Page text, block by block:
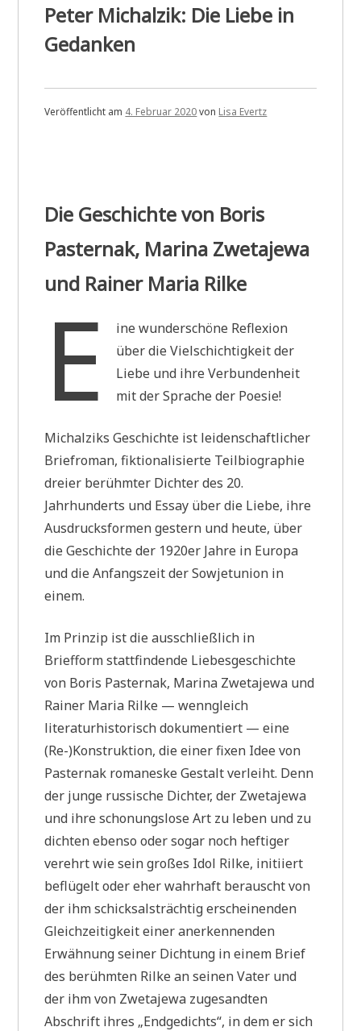
Peter Michalzik: Die Liebe in
Gedanken
Veröffentlicht am 4. Februar 2020von Lisa Evertz
Die Geschichte von Boris
Pasternak, Marina Zwetajewa
und Rainer Maria Rilke
E
ine wunderschöne Reflexion
über die Vielschichtigkeit der
Liebe und ihre Verbundenheit
mit der Sprache der Poesie!
Michalziks Geschichte ist leidenschaftlicher
Briefroman, fiktionalisierte Teilbiographie
dreier berühmter Dichter des 20.
Jahrhunderts und Essay über die Liebe, ihre
Ausdrucksformen gestern und heute, über
die Geschichte der 1920er Jahre in Europa
und die Anfangszeit der Sowjetunion in
einem.
Im Prinzip ist die ausschließlich in
Briefform stattfindende Liebesgeschichte
von Boris Pasternak, Marina Zwetajewa und
Rainer Maria Rilke — wenngleich
literaturhistorisch dokumentiert — eine
(Re-)Konstruktion, die einer fixen Idee von
Pasternak romaneske Gestalt verleiht. Denn
der junge russische Dichter, der Zwetajewa
und ihre schonungslose Art zu leben und zu
dichten ebenso oder sogar noch heftiger
verehrt wie sein großes Idol Rilke, initiiert
beflügelt oder eher wahrhaft berauscht von
der ihm schicksalsträchtig erscheinenden
Gleichzeitigkeit einer anerkennenden
Erwähnung seiner Dichtung in einem Brief
des berühmten Rilke an seinen Vater und
der ihm von Zwetajewa zugesandten
Abschrift ihres „Endgedichts“, in dem er sich